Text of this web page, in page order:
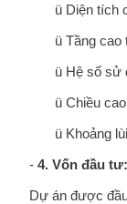
ü Diện tích
ü Tầng cao
ü Hệ số sử
ü Chiều
ü Khoảng
- 4. Vốn đầu tư:
Dự án được